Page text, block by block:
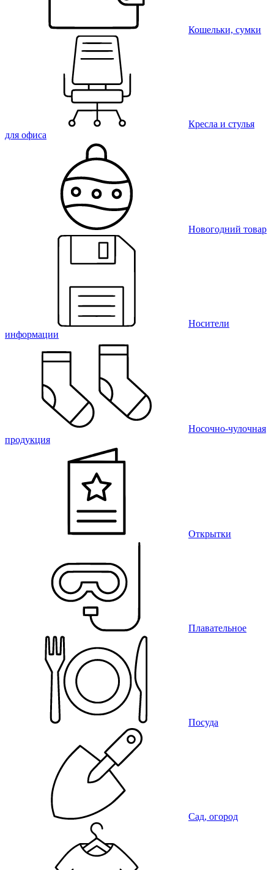
Кошельки, сумки
Кресла и стулья
для офиса
Новогодний товар
Носители
информации
Носочно-чулочная
продукция
Открытки
Плавательное
Посуда
Сад, огород